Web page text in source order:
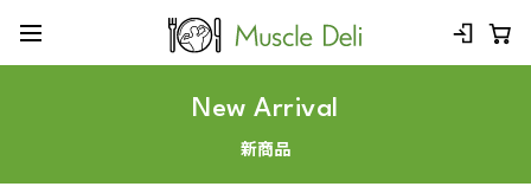
New Arrival
新商品